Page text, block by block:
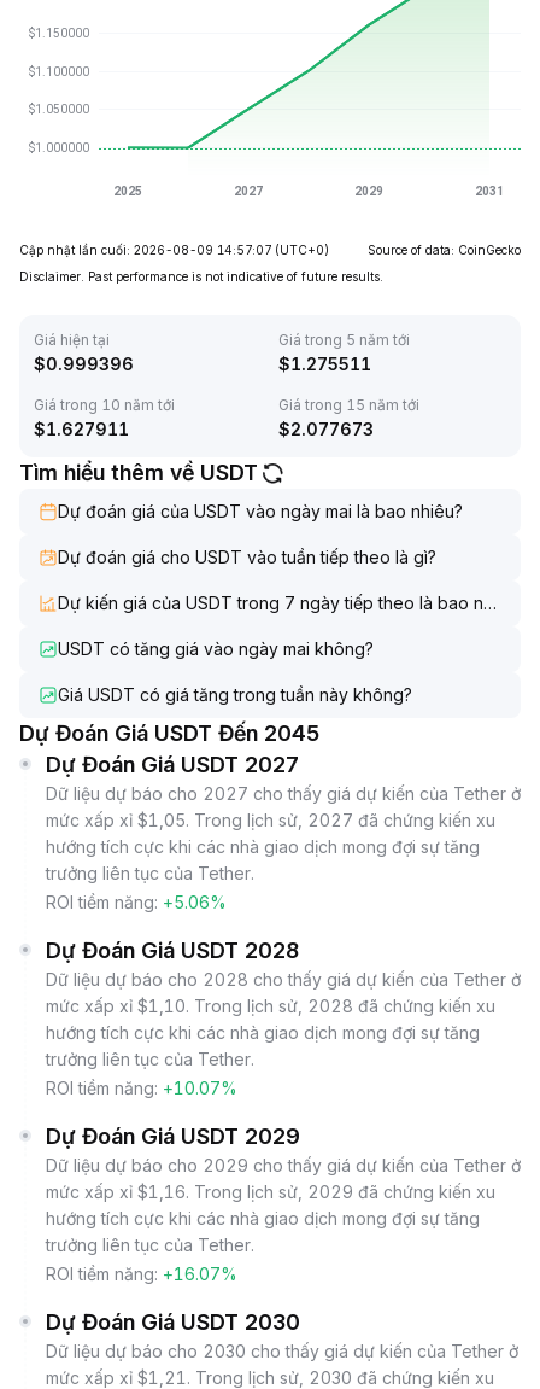
Cập nhật lần cuối: 2026-08-09 14:57:07 (UTC+0)
Source of data: CoinGecko
Disclaimer. Past performance is not indicative of future results.
Giá hiện tại
$0.999396
Giá trong 5 năm tới
$1.275511
Giá trong 10 năm tới
$1.627911
Giá trong 15 năm tới
$2.077673
Tìm hiểu thêm về USDT
Dự đoán giá của USDT vào ngày mai là bao nhiêu?
Dự đoán giá cho USDT vào tuần tiếp theo là gì?
Dự kiến giá của USDT trong 7 ngày tiếp theo là bao nhiêu?
USDT có tăng giá vào ngày mai không?
Giá USDT có giá tăng trong tuần này không?
Dự Đoán Giá USDT Đến 2045
Dự Đoán Giá USDT 2027
Dữ liệu dự báo cho 2027 cho thấy giá dự kiến của Tether ở
mức xấp xỉ $1,05. Trong lịch sử, 2027 đã chứng kiến xu
hướng tích cực khi các nhà giao dịch mong đợi sự tăng
trưởng liên tục của Tether.
ROI tiềm năng: +5.06%
Dự Đoán Giá USDT 2028
Dữ liệu dự báo cho 2028 cho thấy giá dự kiến của Tether ở
mức xấp xỉ $1,10. Trong lịch sử, 2028 đã chứng kiến xu
hướng tích cực khi các nhà giao dịch mong đợi sự tăng
trưởng liên tục của Tether.
ROI tiềm năng: +10.07%
Dự Đoán Giá USDT 2029
Dữ liệu dự báo cho 2029 cho thấy giá dự kiến của Tether ở
mức xấp xỉ $1,16. Trong lịch sử, 2029 đã chứng kiến xu
hướng tích cực khi các nhà giao dịch mong đợi sự tăng
trưởng liên tục của Tether.
ROI tiềm năng: +16.07%
Dự Đoán Giá USDT 2030
Dữ liệu dự báo cho 2030 cho thấy giá dự kiến của Tether ở
mức xấp xỉ $1,21. Trong lịch sử, 2030 đã chứng kiến xu